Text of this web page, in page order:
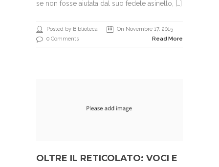
se non fosse aiutata dal suo fedele asinello, […]
Posted by Biblioteca
On Novembre 17, 2015
0 Comments
Read More
OLTRE IL RETICOLATO: VOCI E